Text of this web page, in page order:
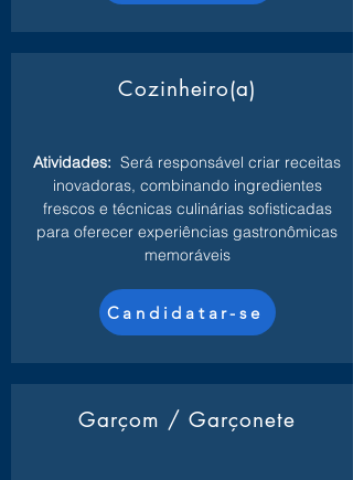
Cozinheiro(a)
Atividades: Será responsável criar receitas
inovadoras, combinando ingredientes
frescos e técnicas culinárias sofisticadas
para oferecer experiências gastronômicas
memoráveis
Candidatar-se
Garçom / Garçonete